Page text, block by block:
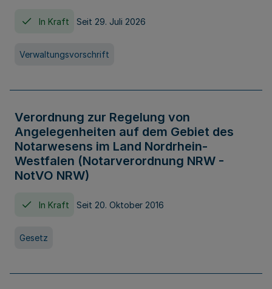
In Kraft Seit 29. Juli 2026
Verwaltungsvorschrift
Verordnung zur Regelung von
Angelegenheiten auf dem Gebiet des
Notarwesens im Land Nordrhein-
Westfalen (Notarverordnung NRW -
NotVO NRW)
In Kraft Seit 20. Oktober 2016
Gesetz